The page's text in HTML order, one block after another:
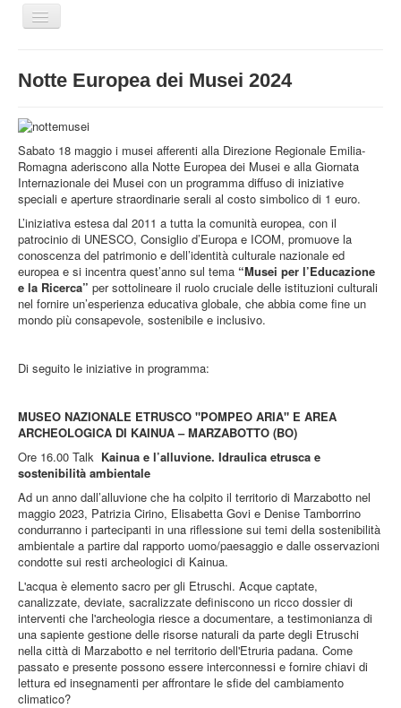
Cambia
navigazione
STRUTTURA
ATTIVITA'
MUSEI
EVENTI
Notte Europea dei Musei 2024
Sabato 18 maggio i musei afferenti alla Direzione Regionale Emilia-
Romagna aderiscono alla Notte Europea dei Musei e alla Giornata
Internazionale dei Musei con un programma diffuso di iniziative
speciali e aperture straordinarie serali al costo simbolico di 1 euro.
L’iniziativa estesa dal 2011 a tutta la comunità europea, con il
patrocinio di UNESCO, Consiglio d’Europa e ICOM, promuove la
conoscenza del patrimonio e dell’identità culturale nazionale ed
europea e si incentra quest’anno sul tema “Musei per l’Educazione
e la Ricerca” per sottolineare il ruolo cruciale delle istituzioni culturali
nel fornire un’esperienza educativa globale, che abbia come fine un
mondo più consapevole, sostenibile e inclusivo.
Di seguito le iniziative in programma:
MUSEO NAZIONALE ETRUSCO "POMPEO ARIA" E AREA
ARCHEOLOGICA DI KAINUA – MARZABOTTO (BO)
Ore 16.00 Talk Kainua e l’alluvione. Idraulica etrusca e
sostenibilità ambientale
Ad un anno dall’alluvione che ha colpito il territorio di Marzabotto nel
maggio 2023, Patrizia Cirino, Elisabetta Govi e Denise Tamborrino
condurranno i partecipanti in una riflessione sui temi della sostenibilità
ambientale a partire dal rapporto uomo/paesaggio e dalle osservazioni
condotte sui resti archeologici di Kainua.
L'acqua è elemento sacro per gli Etruschi. Acque captate,
canalizzate, deviate, sacralizzate definiscono un ricco dossier di
interventi che l'archeologia riesce a documentare, a testimonianza di
una sapiente gestione delle risorse naturali da parte degli Etruschi
nella città di Marzabotto e nel territorio dell'Etruria padana. Come
passato e presente possono essere interconnessi e fornire chiavi di
lettura ed insegnamenti per affrontare le sfide del cambiamento
climatico?